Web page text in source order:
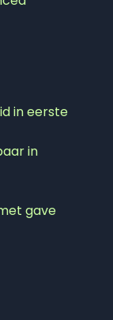
in eerste
in
gave